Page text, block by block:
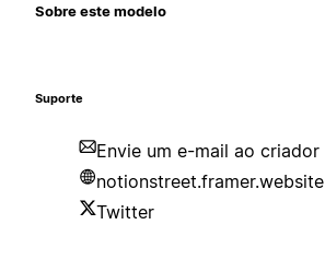
Sobre este modelo
Suporte
Envie um e-mail ao criador
notionstreet.framer.website
Twitter